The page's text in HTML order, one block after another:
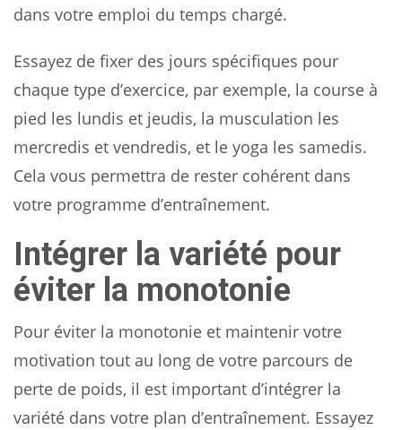
dans votre emploi du temps chargé.
Essayez de fixer des jours spécifiques pour
chaque type d’exercice, par exemple, la course à
pied les lundis et jeudis, la musculation les
mercredis et vendredis, et le yoga les samedis.
Cela vous permettra de rester cohérent dans
votre programme d’entraînement.
Intégrer la variété pour
éviter la monotonie
Pour éviter la monotonie et maintenir votre
motivation tout au long de votre parcours de
perte de poids, il est important d’intégrer la
variété dans votre plan d’entraînement. Essayez